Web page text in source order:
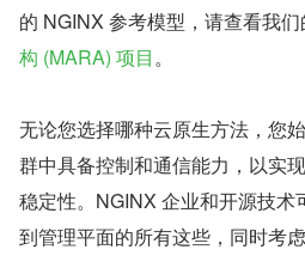
的 NGINX 参考模型，请查看我们
构 (MARA) 项目。
无论您选择哪种云原生方法，您
群中具备控制和通信能力，以实
稳定性。NGINX 企业和开源技
到管理平面的所有这些，同时考